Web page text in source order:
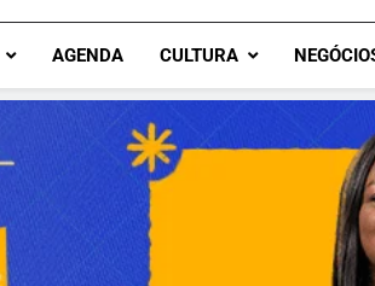
AGENDA CULTURA